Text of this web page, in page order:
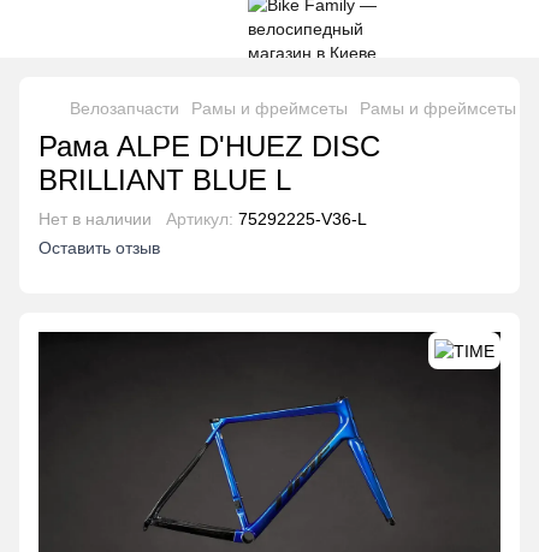
Велозапчасти Рамы и фреймсеты Рамы и фреймсеты
Рама ALPE D'HUEZ DISC
BRILLIANT BLUE L
Нет в наличии Артикул: 75292225-V36-L
Оставить отзыв